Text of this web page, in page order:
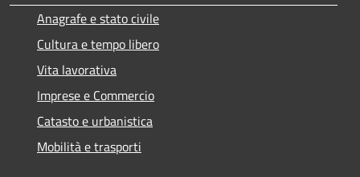
Anagrafe e stato civile
Cultura e tempo libero
Vita lavorativa
Imprese e Commercio
Catasto e urbanistica
Mobilità e trasporti